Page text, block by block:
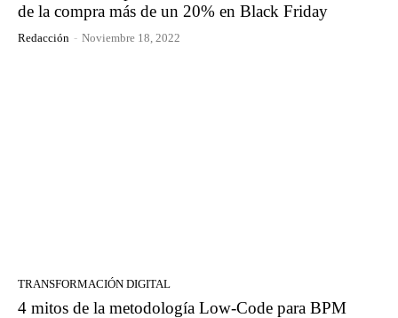
de la compra más de un 20% en Black Friday
Redacción - Noviembre 18, 2022
TRANSFORMACIÓN DIGITAL
4 mitos de la metodología Low-Code para BPM